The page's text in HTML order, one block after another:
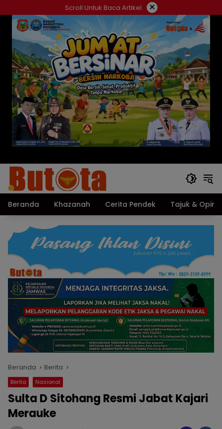
ke
konten
Scroll Untuk Baca Artikel ×
Beranda Khazanah Cerita Pendek Tajuk & Opini
Beranda Berita
Berita Nasional
Sulta D Sitohang Resmi Jabat Kajari
Merauke